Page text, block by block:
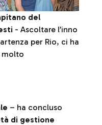
del
- Ascoltare l’inno
per Rio, ci ha
molto
– ha concluso
di gestione